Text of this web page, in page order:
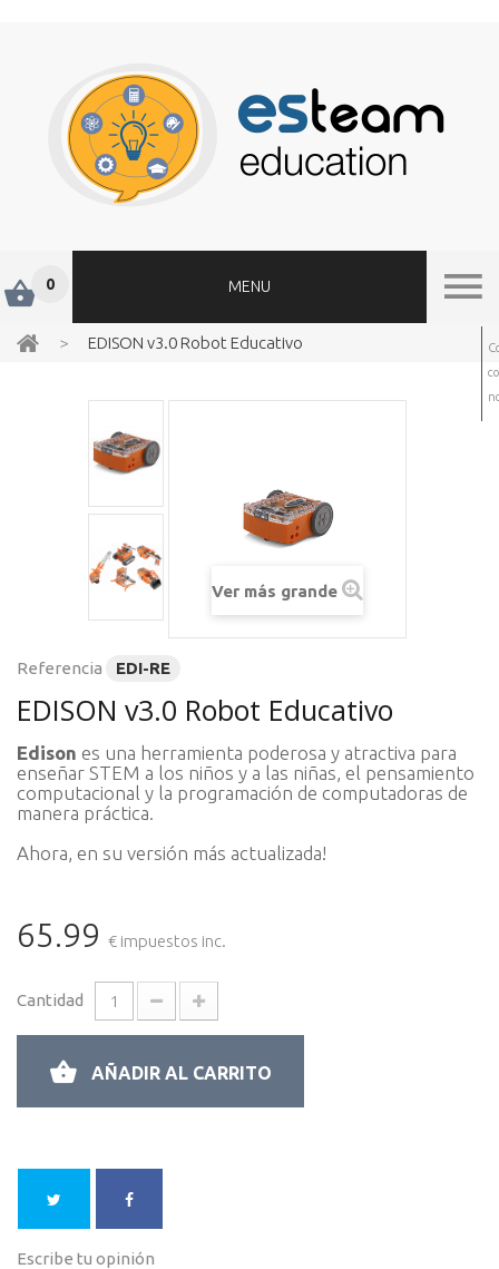
0 MENU
> EDISON v3.0 Robot Educativo
Ver más grande
Referencia EDI-RE
EDISON v3.0 Robot Educativo
Edison es una herramienta poderosa y atractiva para
enseñar STEM a los niños y a las niñas, el pensamiento
computacional y la programación de computadoras de
manera práctica.
Ahora, en su versión más actualizada!
65.99 € impuestos inc.
Cantidad
AÑADIR AL CARRITO
Escribe tu opinión